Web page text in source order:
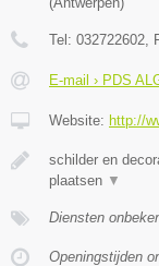
Tel: 032722602 ,
E-mail › PDS
Website: http://
schilder en
plaatsen ▼
Diensten
Openingstijden